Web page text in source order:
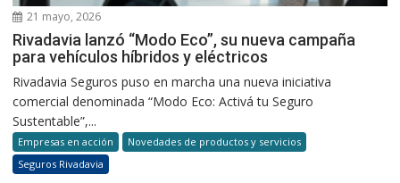
21 mayo, 2026
Rivadavia lanzó “Modo Eco”, su nueva campaña
para vehículos híbridos y eléctricos
Rivadavia Seguros puso en marcha una nueva iniciativa
comercial denominada “Modo Eco: Activá tu Seguro
Sustentable”,...
Empresas en acción
Novedades de productos y servicios
Seguros Rivadavia